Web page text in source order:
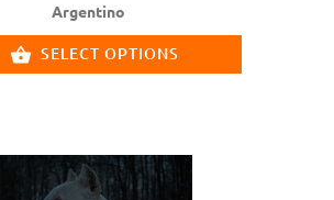
Argentino
SELECT OPTIONS